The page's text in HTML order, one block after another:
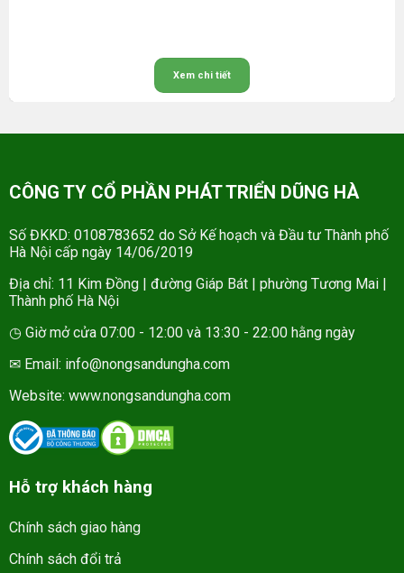
Xem chi tiết
CÔNG TY CỔ PHẦN PHÁT TRIỂN DŨNG HÀ
Số ĐKKD: 0108783652 do Sở Kế hoạch và Đầu tư Thành phố
Hà Nội cấp ngày 14/06/2019
Địa chỉ: 11 Kim Đồng | đường Giáp Bát | phường Tương Mai |
Thành phố Hà Nội
◷ Giờ mở cửa 07:00 - 12:00 và 13:30 - 22:00 hằng ngày
✉ Email: info@nongsandungha.com
Website: www.nongsandungha.com
Hỗ trợ khách hàng
Chính sách giao hàng
Chính sách đổi trả